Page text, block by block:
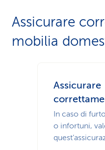
Assicurare
mobilia
Assicurare
In caso di
o infortuni,